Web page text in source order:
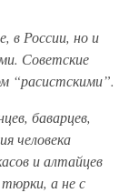
в России, но и
Советские
“расистскими”.
баварцев,
человека
и алтайцев
а не с